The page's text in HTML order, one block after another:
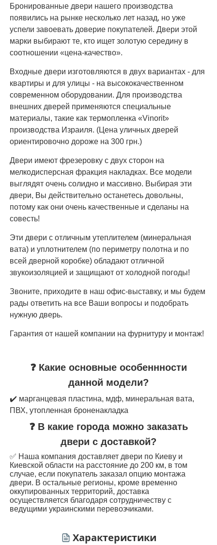
Бронированные двери нашего производства
появились на рынке несколько лет назад, но уже
успели завоевать доверие покупателей. Двери этой
марки выбирают те, кто ищет золотую середину в
соотношении «цена-качество».
Входные двери изготовляются в двух вариантах - для
квартиры и для улицы - на высококачественном
современном оборудовании. Для производства
внешних дверей применяются специальные
материалы, такие как термопленка «Vinorit»
производства Израиля. (Цена уличных дверей
ориентировочно дороже на 300 грн.)
Двери имеют фрезеровку с двух сторон на
мелкодисперсная фракция накладках. Все модели
выглядят очень солидно и массивно. Выбирая эти
двери, Вы действительно останетесь довольны,
потому как они очень качественные и сделаны на
совесть!
Эти двери с отличным утеплителем (минеральная
вата) и уплотнителем (по периметру полотна и по
всей дверной коробке) обладают отличной
звукоизоляцией и защищают от холодной погоды!
Звоните, приходите в наш офис-выставку, и мы будем
рады ответить на все Ваши вопросы и подобрать
нужную дверь.
Гарантия от нашей компании на фурнитуру и монтаж!
❓ Какие основные особеннности
данной модели?
✔️ марганцевая пластина, мдф, минеральная вата,
ПВХ, утопленная броненакладка
❓ В какие города можно заказать
двери с доставкой?
✅ Наша компания доставляет двери по Киеву и
Киевской области на расстояние до 200 км, в том
случае, если покупатель заказал опцию монтажа
двери. В остальные регионы, кроме временно
оккупированных территорий, доставка
осуществляется благодаря сотрудничеству с
ведущими украинскими перевозчиками.
Характеристики